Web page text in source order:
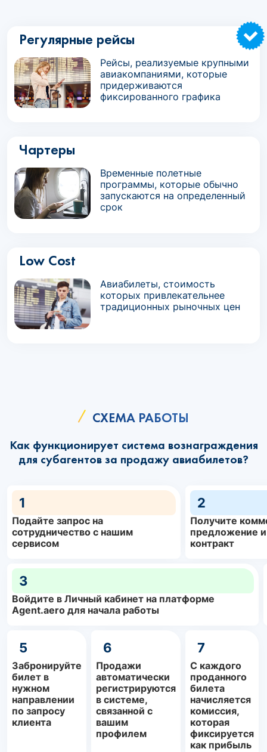
Регулярные рейсы
Рейсы, реализуемые крупными
авиакомпаниями, которые
придерживаются
фиксированного графика
Чартеры
Временные полетные
программы, которые обычно
запускаются на определенный
срок
Low Cost
Авиабилеты, стоимость
которых привлекательнее
традиционных рыночных цен
СХЕМА РАБОТЫ
Как функционирует система вознаграждения
для субагентов за продажу авиабилетов?
1
Подайте запрос на
сотрудничество с нашим
сервисом
2
Получите
предложение
контракт
3
Войдите в Личный кабинет на платформе
Agent.aero для начала работы
5
Забронируйте
билет в
нужном
направлении
по запросу
клиента
6
Продажи
автоматически
регистрируются
в системе,
связанной с
вашим
профилем
7
С каждого
проданного
билета
начисляется
комиссия,
которая
фиксируется
как прибыль